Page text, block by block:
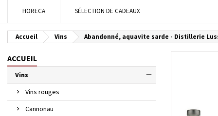
HORECA SÉLECTION DE CADEAUX
Accueil Vins Abandonné, aquavite sarde - Distillerie
ACCUEIL
Vins
Vins rouges
Cannonau